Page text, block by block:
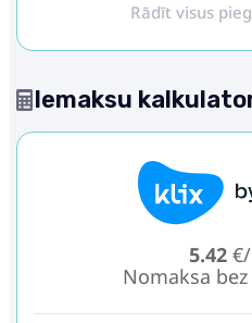
Rādīt visus
Iemaksu
5.42
Nomaksa